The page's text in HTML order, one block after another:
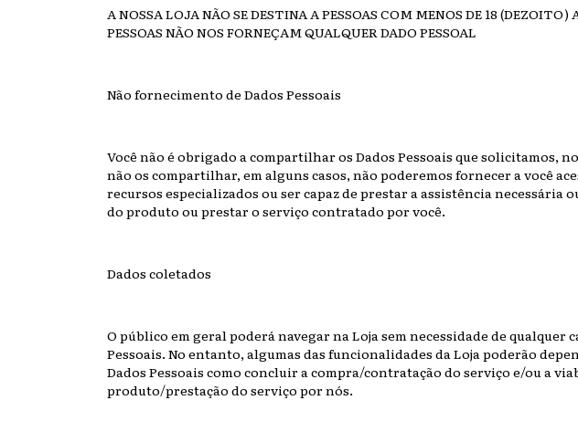
A NOSSA LOJA NÃO SE DESTINA A PESSOAS COM MENOS DE 18 (DEZOITO)
PESSOAS NÃO NOS FORNEÇAM QUALQUER DADO PESSOAL
Não fornecimento de Dados Pessoais
Você não é obrigado a compartilhar os Dados Pessoais que solicitamos,
não os compartilhar, em alguns casos, não poderemos fornecer a você
recursos especializados ou ser capaz de prestar a assistência necessária
do produto ou prestar o serviço contratado por você.
Dados coletados
O público em geral poderá navegar na Loja sem necessidade de qualquer
Pessoais. No entanto, algumas das funcionalidades da Loja poderão
Dados Pessoais como concluir a compra/contratação do serviço e/ou a
produto/prestação do serviço por nós.